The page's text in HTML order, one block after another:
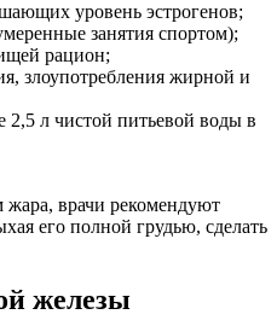
уровень эстрогенов;
занятия спортом);
рацион;
злоупотребления жирной и
2,5 л чистой питьевой воды в
жара, врачи рекомендуют
его полной грудью, сделать
железы